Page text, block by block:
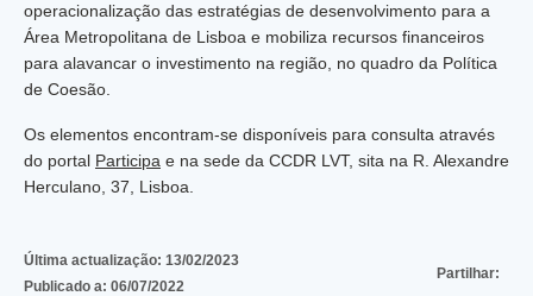
operacionalização das estratégias de desenvolvimento para a
Área Metropolitana de Lisboa e mobiliza recursos financeiros
para alavancar o investimento na região, no quadro da Política
de Coesão.
Os elementos encontram-se disponíveis para consulta através
do portal Participa e na sede da CCDR LVT, sita na R. Alexandre
Herculano, 37, Lisboa.
Última actualização: 13/02/2023
Publicado a: 06/07/2022
Partilhar: